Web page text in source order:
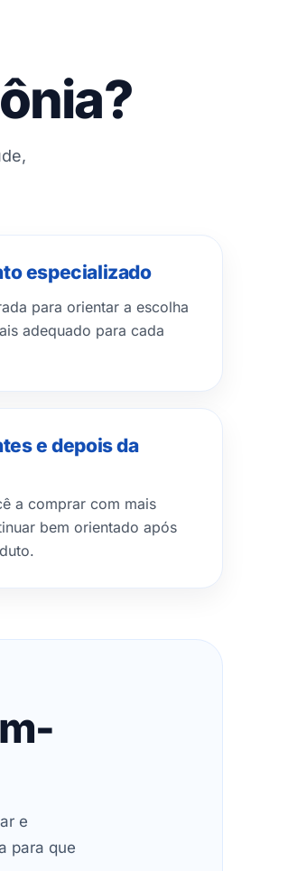
especializado
para orientar a escolha
adequado para cada
e depois da
a comprar com mais
bem orientado após
e
para que